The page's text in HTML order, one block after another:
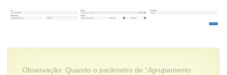
Observação: Quando o parâmetro de “Agrupamento